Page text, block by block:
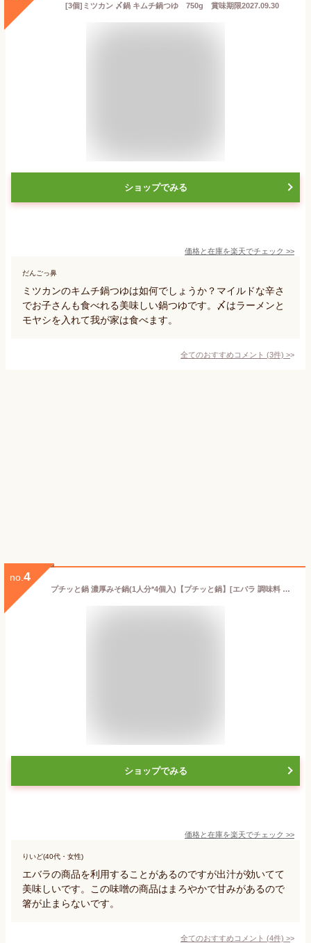
[3個]ミツカン 〆鍋 キムチ鍋つゆ 750g 賞味期限2027.09.30
ショップでみる
価格と在庫を楽天でチェック >>
だんごっ鼻
ミツカンのキムチ鍋つゆは如何でしょうか？マイルドな辛さ
でお子さんも食べれる美味しい鍋つゆです。〆はラーメンと
モヤシを入れて我が家は食べます。
全てのおすすめコメント (3件) >
no. 4
プチッと鍋 濃厚みそ鍋(1人分*4個入)【プチッと鍋】[エバラ 調味料 鍋 鍋の素 鍋つゆ スープ 本格 みそ]
ショップでみる
価格と在庫を楽天でチェック >>
りいど(40代・女性)
エバラの商品を利用することがあるのですが出汁が効いてて
美味しいです。この味噌の商品はまろやかで甘みがあるので
箸が止まらないです。
全てのおすすめコメント (4件) >